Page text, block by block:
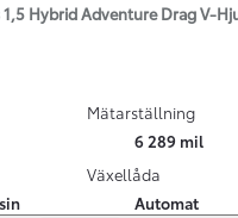
1,5 Hybrid Adventure Drag V-
Mätarställning
6 289 mil
Växellåda
Automat